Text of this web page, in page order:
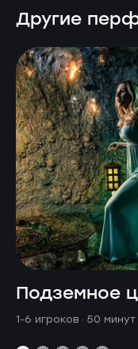
Другие
Подземное
1-6 игроков · 50 минут